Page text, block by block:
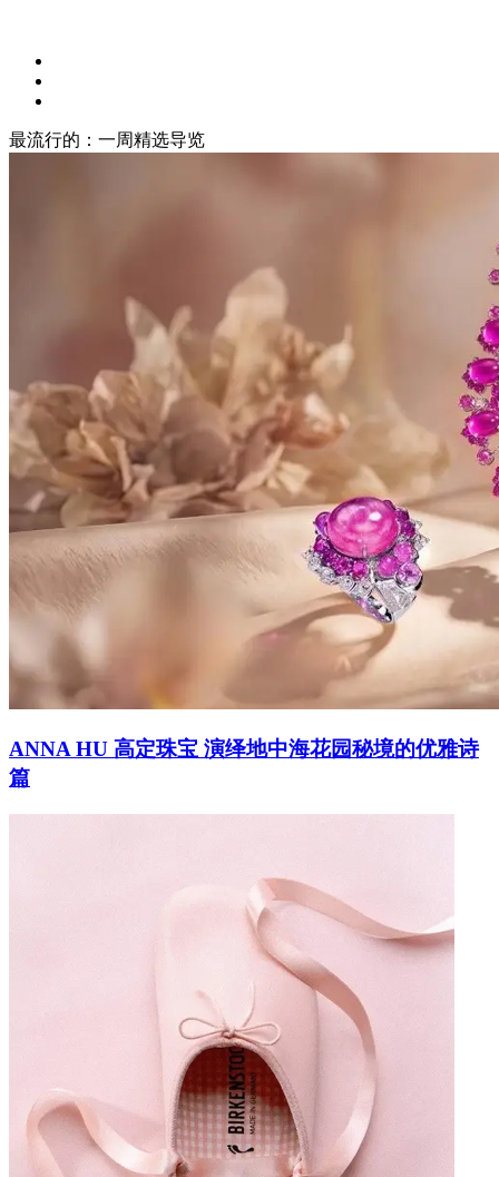
最流行的：一周精选导览
ANNA HU 高定珠宝 演绎地中海花园秘境的优雅诗
篇